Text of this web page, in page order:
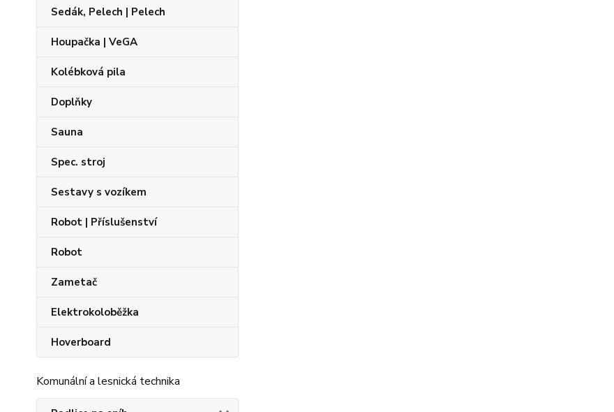
Sedák, Pelech | Pelech
Houpačka | VeGA
Kolébková pila
Doplňky
Sauna
Spec. stroj
Sestavy s vozíkem
Robot | Příslušenství
Robot
Zametač
Elektrokoloběžka
Hoverboard
Komunální a lesnická technika